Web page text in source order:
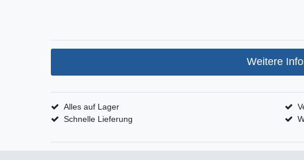
Weitere
Alles auf Lager
Schnelle Lieferung